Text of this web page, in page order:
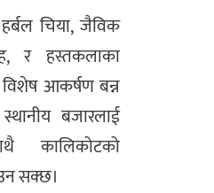
चिया, जैविक
र हस्तकलाका
विशेष आकर्षण बन्न
बजारलाई
कालिकोटको
सक्छ।